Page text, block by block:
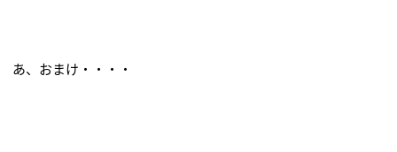
あ、おまけ・・・・